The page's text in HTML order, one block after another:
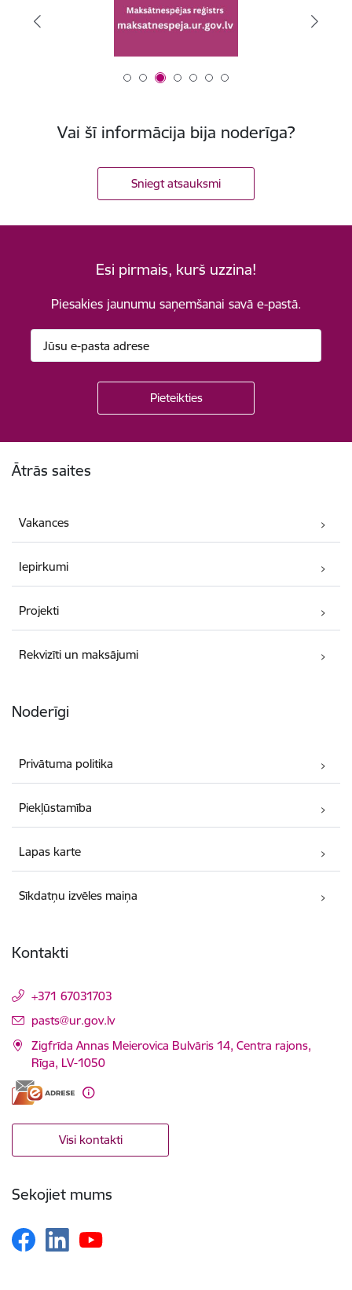
Vai šī informācija bija noderīga?
Sniegt atsauksmi
Esi pirmais, kurš uzzina!
Piesakies jaunumu saņemšanai savā e-pastā.
Ātrās saites
Vakances
Iepirkumi
Projekti
Rekvizīti un maksājumi
Noderīgi
Privātuma politika
Piekļūstamība
Lapas karte
Sīkdatņu izvēles maiņa
Kontakti
+371 67031703
E-pasts:
pasts@ur.gov.lv
Zigfrīda Annas Meierovica Bulvāris 14, Centra rajons,
Rīga, LV-1050
Visi kontakti
Sekojiet mums